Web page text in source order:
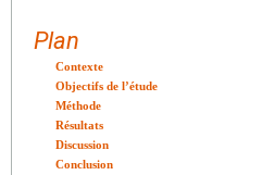
Plan
Contexte
Objectifs de l’étude
Méthode
Résultats
Discussion
Conclusion